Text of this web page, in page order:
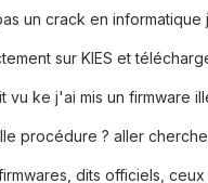
un crack en
sur KIES et
vu ke j'ai mis un firmware
procédure ? aller
dits officiels,